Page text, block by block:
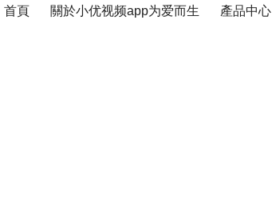
首頁 關於小优视频app为爱而生 產品中心